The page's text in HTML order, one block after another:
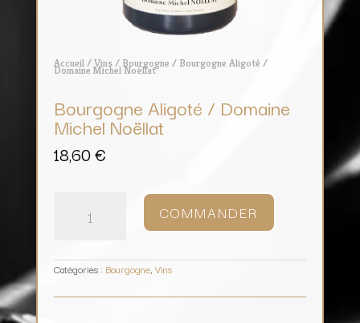
Accueil/Vins/ Bourgogne / Bourgogne Aligoté /
Domaine Michel Noëllat
Bourgogne Aligoté / Domaine
Michel Noëllat
18,60€
COMMANDER
Catégories : Bourgogne, Vins